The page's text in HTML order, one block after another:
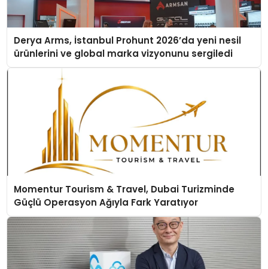
Derya Arms, İstanbul Prohunt 2026’da yeni nesil
ürünlerini ve global marka vizyonunu sergiledi
Momentur Tourism & Travel, Dubai Turizminde
Güçlü Operasyon Ağıyla Fark Yaratıyor